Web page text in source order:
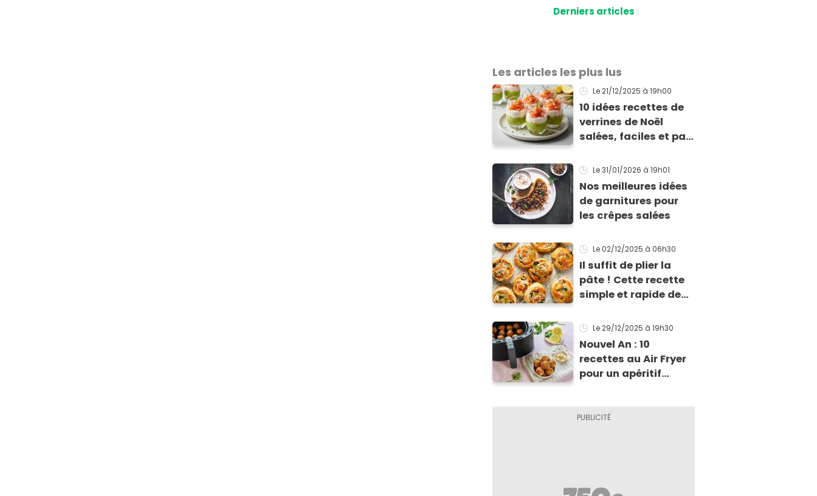
Derniers articles
Les articles les plus lus
Le 21/12/2025 à 19h00
10 idées recettes de
verrines de Noël
salées, faciles et pas
Le 31/01/2026 à 19h01
Nos meilleures idées
de garnitures pour
les crêpes salées
Le 02/12/2025 à 06h30
Il suffit de plier la
pâte ! Cette recette
simple et rapide de
sauver pour l’apéritif
de Noël
Le 29/12/2025 à 19h30
Nouvel An : 10
recettes au Air Fryer
pour un apéritif